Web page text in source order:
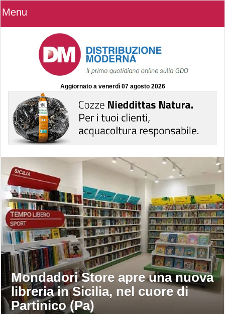
Menu
Aggiornato a venerdì 07 agosto 2026
Mondadori Store apre una nuova
libreria in Sicilia, nel cuore di
Partinico (Pa)